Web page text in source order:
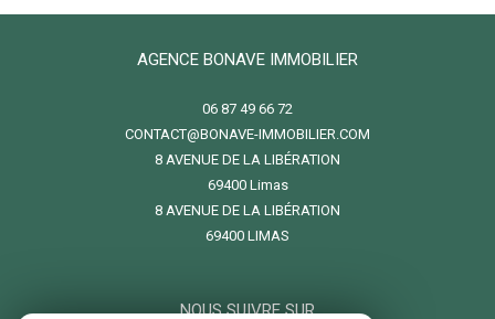
AGENCE BONAVE IMMOBILIER
06 87 49 66 72
CONTACT@BONAVE-IMMOBILIER.COM
8 AVENUE DE LA LIBÉRATION
69400
limas
8 AVENUE DE LA LIBÉRATION
69400 LIMAS
NOUS SUIVRE SUR